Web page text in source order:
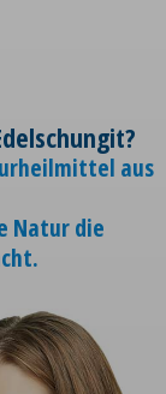
aus
Natur die